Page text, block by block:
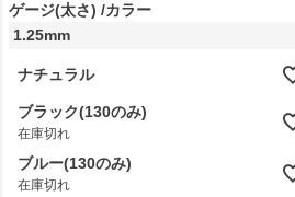
ゲージ(太さ)
カラー
1.25mm
ナチュラル
ブラック(130のみ)
在庫切れ
ブルー(130のみ)
在庫切れ